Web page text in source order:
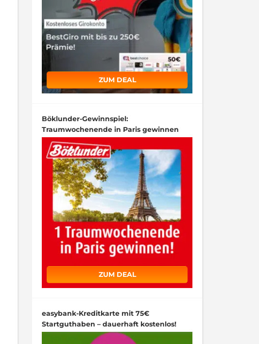
ZUM DEAL
Böklunder-Gewinnspiel:
Traumwochenende in Paris gewinnen
ZUM DEAL
easybank-Kreditkarte mit 75€
Startguthaben – dauerhaft kostenlos!